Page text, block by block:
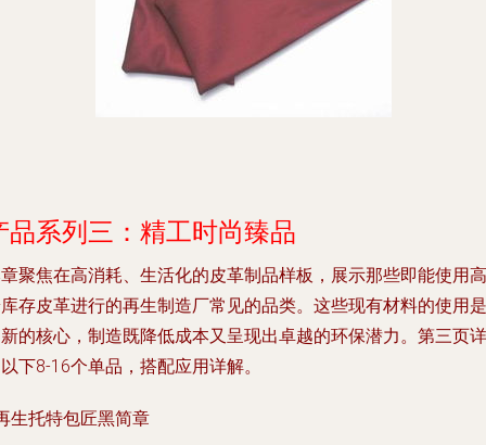
品系列三：精工时尚臻品
聚焦在高消耗、生活化的皮革制品样板，展示那些即能使用高
存皮革进行的再生制造厂常见的品类。这些现有材料的使用是
的核心，制造既降低成本又呈现出卓越的环保潜力。第三页详
下8-16个单品，搭配应用详解。
生托特包匠黑简章